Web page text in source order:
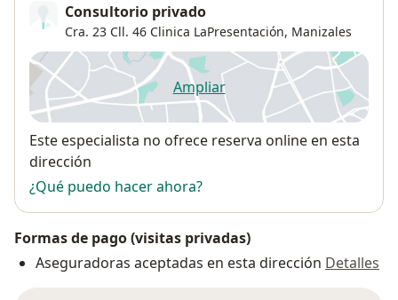
Consultorio privado
Cra. 23 Cll. 46 Clinica LaPresentación, Manizales
Ampliarse abre en una nueva
Disponibilidad
Este especialista no ofrece reserva online en esta
dirección
¿Qué puedo hacer ahora?
Formas de pago (visitas privadas)
Aseguradoras aceptadas en esta dirección Detalles